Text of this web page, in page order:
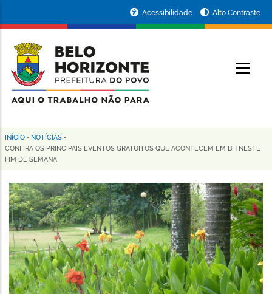
conteúdo
principal
da
Prefeitura
de
Horizonte
Acessibilidade Alto Contraste
Trilha
de
navegação
INÍCIO - NOTÍCIAS -
CONFIRA OS PRINCIPAIS EVENTOS GRATUITOS QUE ACONTECEM EM BH NESTE
FIM DE SEMANA